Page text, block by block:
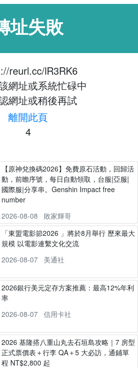
址失敗
reurl.cc/lR3RK6
網址或系統忙碌中
網址或稍後再試
離開此頁
4
【原神兌換碼2026】免費原石活動，回歸活
動，前瞻序號，每日自動領取，台服|亞服|
國際服|分享串。Genshin Impact free
number
2026-08-08
敗家輝哥
「東盟電影節2026 」將於8月舉行 歷來最大
規模 以電影連繫文化交流
2026-08-07
美通社
2026銀行美元定存方案推薦：最高12%年利
率
2026-08-07
信用卡社
2026 基隆搭八重山丸去石垣島攻略｜7 房型
正式票價表＋行李 QA＋5 大必訪，通鋪單
程 NT$2,800 起